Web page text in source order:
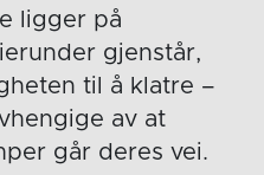
ligger på
gjenstår,
til å klatre –
av at
går deres vei.